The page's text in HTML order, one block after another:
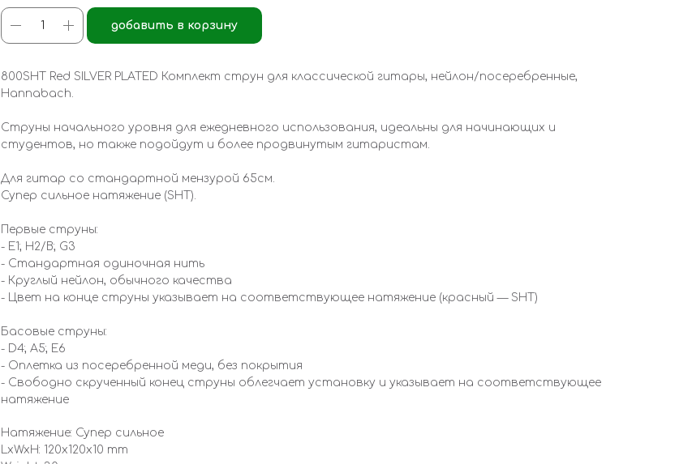
добавить в корзину
800SHT Red SILVER PLATED Комплект струн для классической гитары, нейлон/посеребренные,
Hannabach.
Струны начального уровня для ежедневного использования, идеальны для начинающих и
студентов, но также подойдут и более продвинутым гитаристам.
Для гитар со стандартной мензурой 65см.
Супер сильное натяжение (SHT).
Первые струны:
- E1; H2/B; G3
- Стандартная одиночная нить
- Круглый нейлон, обычного качества
- Цвет на конце струны указывает на соответствующее натяжение (красный — SHT)
Басовые струны:
- D4; A5; E6
- Оплетка из посеребренной меди, без покрытия
- Свободно скрученный конец струны облегчает установку и указывает на соответствующее
натяжение
Натяжение: Супер сильное
LxWxH: 120x120x10 mm